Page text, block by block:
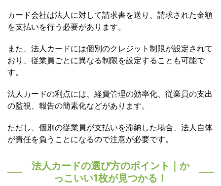
カード会社は法人に対して請求書を送り、請求された金額
を支払いを行う必要があります。
また、法人カードには個別のクレジット制限が設定されて
おり、従業員ごとに異なる制限を設定することも可能で
す。
法人カードの利点には、経費管理の効率化、従業員の支出
の監視、報告の簡素化などがあります。
ただし、個別の従業員が支払いを滞納した場合、法人自体
が責任を負うことになるので注意が必要です。
法人カードの選び方のポイント｜か
っこいい1枚が見つかる！